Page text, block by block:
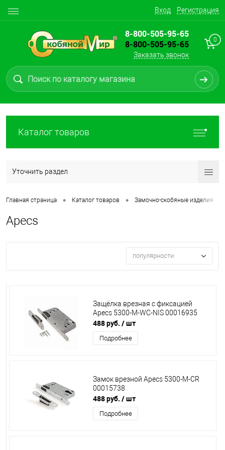
Вход Регистрация
8-800-505-95-65
8-800-505-95-65
Заказать звонок
0
Каталог товаров
Уточнить раздел
Главная страница • Каталог товаров • Замочно-скобяные изделия
Apecs
популярности
Защёлка врезная с фиксацией
Apecs 5300-M-WC-NIS 00016935
488 руб. / шт
Подробнее
Замок врезной Apecs 5300-M-CR
00015738
488 руб. / шт
Подробнее